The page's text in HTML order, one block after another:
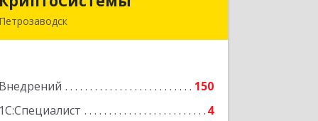
Петрозаводск
Внедрений
150
1С:Специалист
4
Подробнее